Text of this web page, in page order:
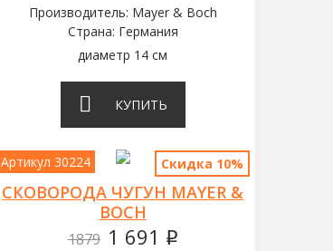
Производитель: Mayer & Boch
Страна: Германия
диаметр 14 см
КУПИТЬ
Артикул 30224 Скидка 10%
СКОВОРОДА ЧУГУН MAYER &
BOCH
1879 1 691 q